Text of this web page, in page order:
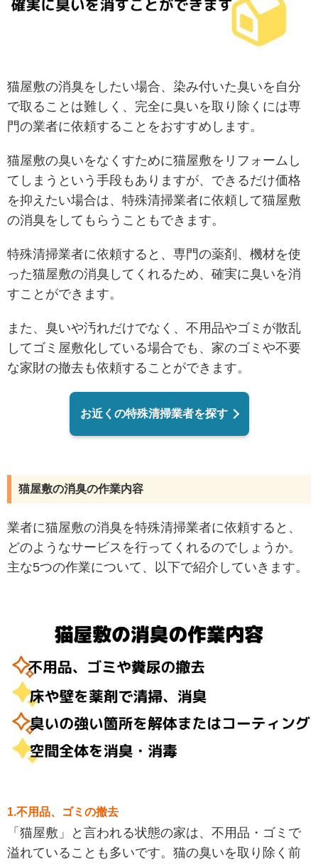
猫屋敷の消臭をしたい場合、染み付いた臭いを自分
で取ることは難しく、完全に臭いを取り除くには専
門の業者に依頼することをおすすめします。
猫屋敷の臭いをなくすために猫屋敷をリフォームし
てしまうという手段もありますが、できるだけ価格
を抑えたい場合は、特殊清掃業者に依頼して猫屋敷
の消臭をしてもらうこともできます。
特殊清掃業者に依頼すると、専門の薬剤、機材を使
った猫屋敷の消臭してくれるため、確実に臭いを消
すことができます。
また、臭いや汚れだけでなく、不用品やゴミが散乱
してゴミ屋敷化している場合でも、家のゴミや不要
な家財の撤去も依頼することができます。
お近くの特殊清掃業者を探す
猫屋敷の消臭の作業内容
業者に猫屋敷の消臭を特殊清掃業者に依頼すると、
どのようなサービスを行ってくれるのでしょうか。
主な5つの作業について、以下で紹介していきます。
1.不用品、ゴミの撤去
「猫屋敷」と言われる状態の家は、不用品・ゴミで
溢れていることも多いです。猫の臭いを取り除く前